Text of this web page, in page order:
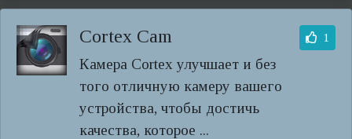
Cortex Cam
Камера Cortex улучшает и без
того отличную камеру вашего
устройства, чтобы достичь
качества, которое ...
1